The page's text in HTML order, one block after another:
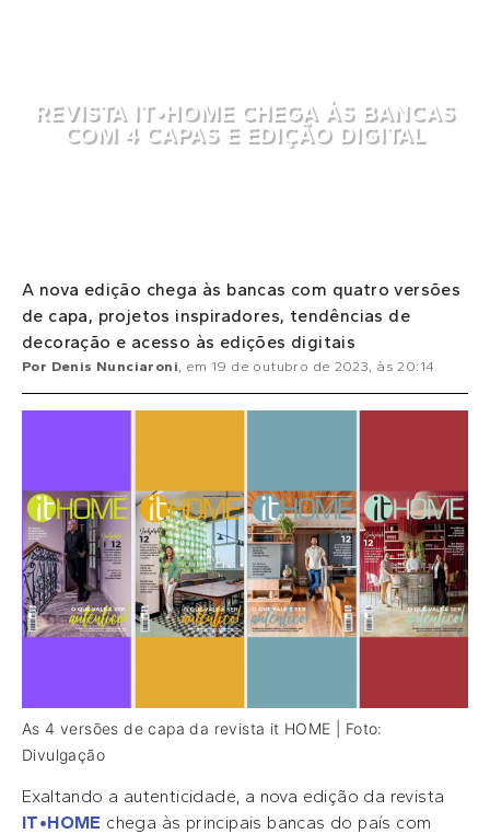
REVISTA IT•HOME CHEGA ÀS BANCAS
COM 4 CAPAS E EDIÇÃO DIGITAL
A nova edição chega às bancas com quatro versões
de capa, projetos inspiradores, tendências de
decoração e acesso às edições digitais
Por Denis Nunciaroni, em 19 de outubro de 2023, às 20:14
As 4 versões de capa da revista it HOME | Foto:
Divulgação
Exaltando a autenticidade, a nova edição da revista
IT•HOME chega às principais bancas do país com